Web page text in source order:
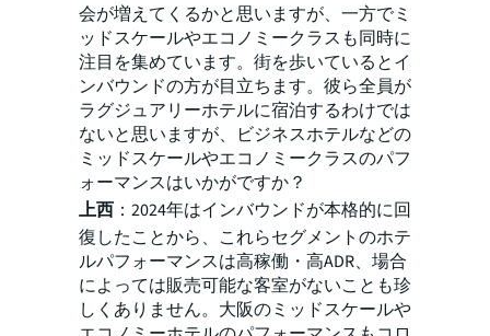
会が増えてくるかと思いますが、一方でミ
ッドスケールやエコノミークラスも同時に
注目を集めています。街を歩いているとイ
ンバウンドの方が目立ちます。彼ら全員が
ラグジュアリーホテルに宿泊するわけでは
ないと思いますが、ビジネスホテルなどの
ミッドスケールやエコノミークラスのパフ
ォーマンスはいかがですか？
上西 ：2024年はインバウンドが本格的に回
復したことから、これらセグメントのホテ
ルパフォーマンスは高稼働・高ADR、場合
によっては販売可能な客室がないことも珍
しくありません。大阪のミッドスケールや